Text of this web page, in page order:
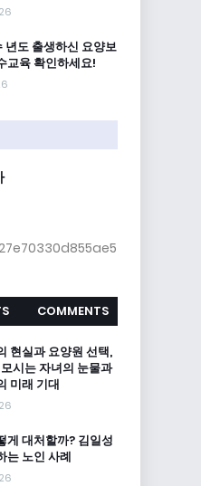
도 출생하신 요양보
교육 확인하세요!
COMMENTS
현실과 요양원 선택,
시는 자녀의 눈물과
미래 기대
게 대처할까? 김일성
는 노인 사례